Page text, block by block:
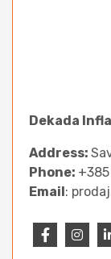
Dekada
Address:
Phone:
Email: